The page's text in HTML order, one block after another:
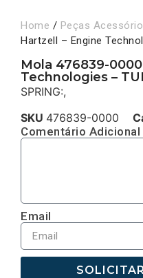
Home / Peças
Hartzell – Engine
Mola 476839-
Technologies –
SPRING:,
SKU 476839-0000
Comentário Adicional
Email